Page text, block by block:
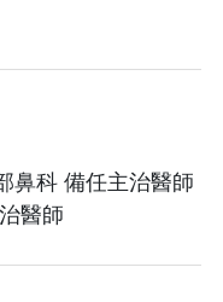
鼻科 備任主治醫師
醫師